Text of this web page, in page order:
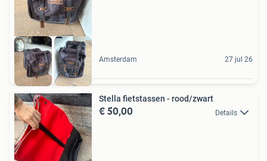
Amsterdam 27 jul 26
Stella fietstassen - rood/zwart
€ 50,00 Details